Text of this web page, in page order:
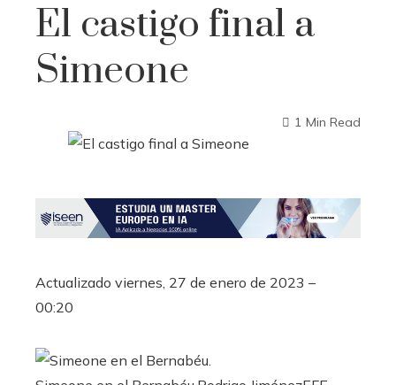
El castigo final a
Simeone
1 Min Read
Actualizado viernes, 27 de enero de 2023 –
00:20